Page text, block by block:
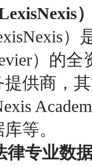
）
）的全
供商，
等。
律专业数